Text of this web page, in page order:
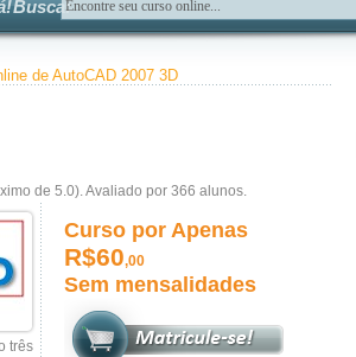
Busca:
de AutoCAD 2007 3D
de 5.0). Avaliado por 366 alunos.
Curso por Apenas
R$60,00
Sem mensalidades
três